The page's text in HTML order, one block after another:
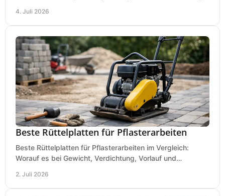
4. Juli 2026
Beste Rüttelplatten für Pflasterarbeiten
Beste Rüttelplatten für Pflasterarbeiten im Vergleich:
Worauf es bei Gewicht, Verdichtung, Vorlauf und
2. Juli 2026